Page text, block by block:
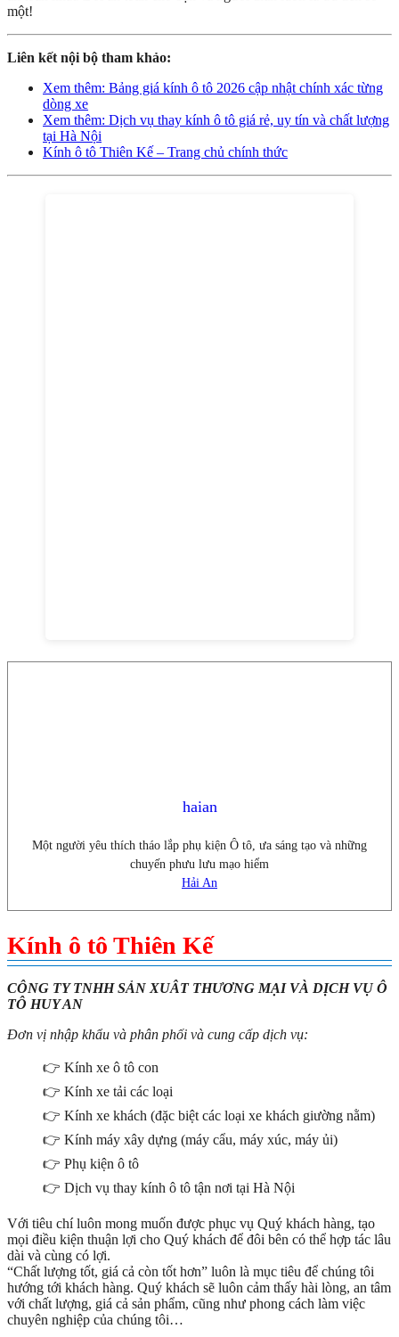
một!
Liên kết nội bộ tham khảo:
Xem thêm: Bảng giá kính ô tô 2026 cập nhật chính xác từng
dòng xe
Xem thêm: Dịch vụ thay kính ô tô giá rẻ, uy tín và chất lượng
tại Hà Nội
Kính ô tô Thiên Kế – Trang chủ chính thức
haian
Một người yêu thích tháo lắp phụ kiện Ô tô, ưa sáng tạo và những
chuyến phưu lưu mạo hiểm
Hải An
Kính ô tô Thiên Kế
CÔNG TY TNHH SẢN XUÂT THƯƠNG MẠI VÀ DỊCH VỤ Ô
TÔ HUY AN
Đơn vị nhập khẩu và phân phối và cung cấp dịch vụ:
👉 Kính xe ô tô con
👉 Kính xe tải các loại
👉 Kính xe khách (đặc biệt các loại xe khách giường nằm)
👉 Kính máy xây dựng (máy cẩu, máy xúc, máy ủi)
👉 Phụ kiện ô tô
👉 Dịch vụ thay kính ô tô tận nơi tại Hà Nội
Với tiêu chí luôn mong muốn được phục vụ Quý khách hàng, tạo
mọi điều kiện thuận lợi cho Quý khách để đôi bên có thể hợp tác lâu
dài và cùng có lợi.
“Chất lượng tốt, giá cả còn tốt hơn” luôn là mục tiêu để chúng tôi
hướng tới khách hàng. Quý khách sẽ luôn cảm thấy hài lòng, an tâm
với chất lượng, giá cả sản phẩm, cũng như phong cách làm việc
chuyên nghiệp của chúng tôi…